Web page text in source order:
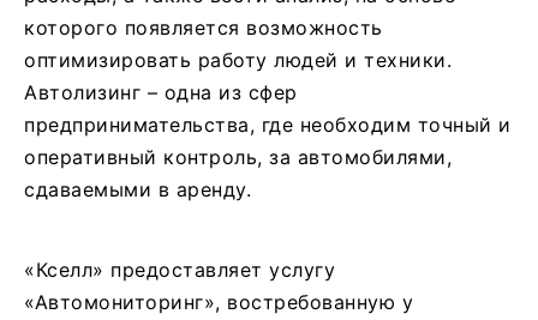
которого появляется возможность
оптимизировать работу людей и техники.
Автолизинг – одна из сфер
предпринимательства, где необходим точный и
оперативный контроль, за автомобилями,
сдаваемыми в аренду.
«Кселл» предоставляет услугу
«Автомониторинг», востребованную у